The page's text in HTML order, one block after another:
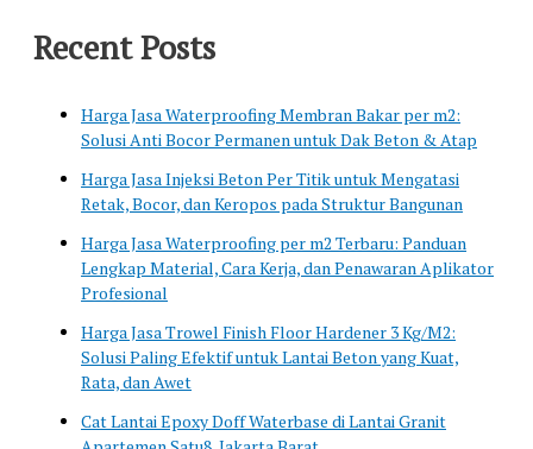
Recent Posts
Harga Jasa Waterproofing Membran Bakar per m2:
Solusi Anti Bocor Permanen untuk Dak Beton & Atap
Harga Jasa Injeksi Beton Per Titik untuk Mengatasi
Retak, Bocor, dan Keropos pada Struktur Bangunan
Harga Jasa Waterproofing per m2 Terbaru: Panduan
Lengkap Material, Cara Kerja, dan Penawaran Aplikator
Profesional
Harga Jasa Trowel Finish Floor Hardener 3 Kg/M2:
Solusi Paling Efektif untuk Lantai Beton yang Kuat,
Rata, dan Awet
Cat Lantai Epoxy Doff Waterbase di Lantai Granit